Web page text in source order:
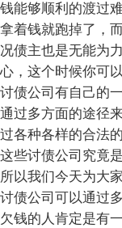
钱能够顺利的渡过
拿着钱就跑掉了，
况债主也是无能为
心，这个时候你可
讨债公司有自己的
通过多方面的途径
过各种各样的合法
这些讨债公司究竟
所以我们今天为大
讨债公司可以通过
欠钱的人肯定是有